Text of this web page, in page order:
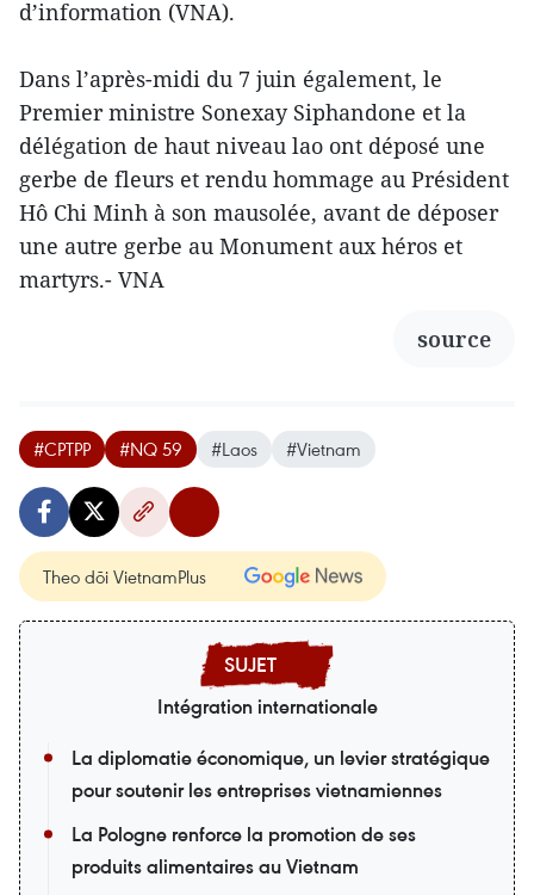
d’information (VNA).
Dans l’après-midi du 7 juin également, le
Premier ministre Sonexay Siphandone et la
délégation de haut niveau lao ont déposé une
gerbe de fleurs et rendu hommage au Président
Hô Chi Minh à son mausolée, avant de déposer
une autre gerbe au Monument aux héros et
martyrs.- VNA
source
#CPTPP #NQ 59 #Laos #Vietnam
Theo dõi VietnamPlus
Intégration internationale
La diplomatie économique, un levier stratégique
pour soutenir les entreprises vietnamiennes
La Pologne renforce la promotion de ses
produits alimentaires au Vietnam